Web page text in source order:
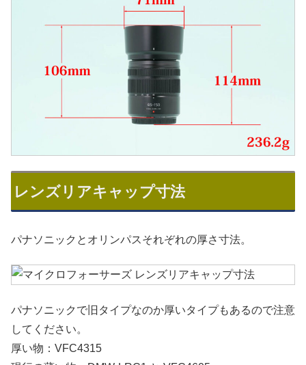
レンズリアキャップ寸法
パナソニックとオリンパスそれぞれの厚さ寸法。
パナソニックで旧タイプなのか厚いタイプもあるので注意
してください。
厚い物：VFC4315